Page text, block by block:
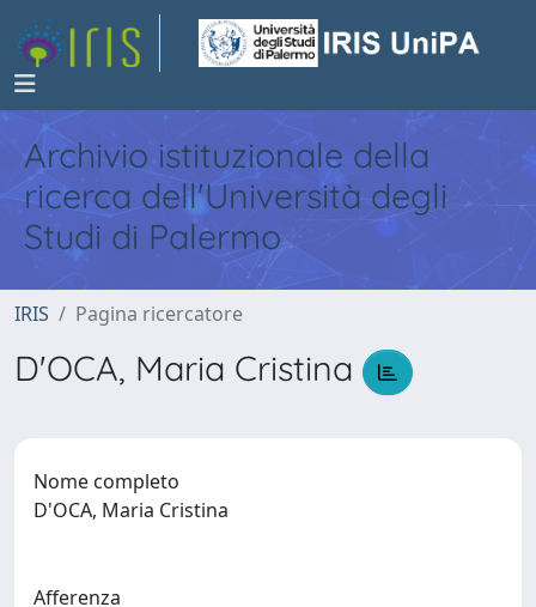
Archivio istituzionale della
ricerca dell'Università degli
Studi di Palermo
IRIS Pagina ricercatore
D'OCA, Maria Cristina
Nome completo
D'OCA, Maria Cristina
Afferenza